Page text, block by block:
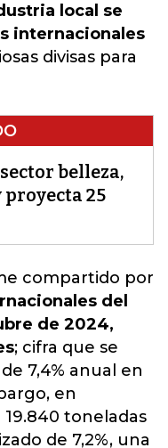
local se
internacionales
divisas para
belleza,
proyecta 25
compartido por
del
de 2024,
; cifra que se
7,4% anual en
en
toneladas
de 7,2%, una